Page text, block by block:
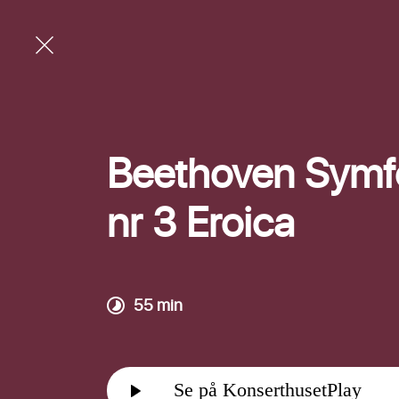
Beethoven
nr 3 Eroica
55 min
Se på KonserthusetPlay